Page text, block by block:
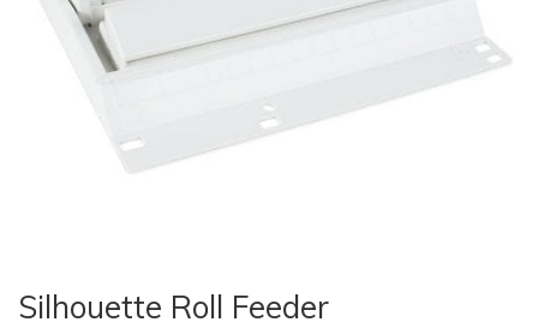
Silhouette Roll Feeder